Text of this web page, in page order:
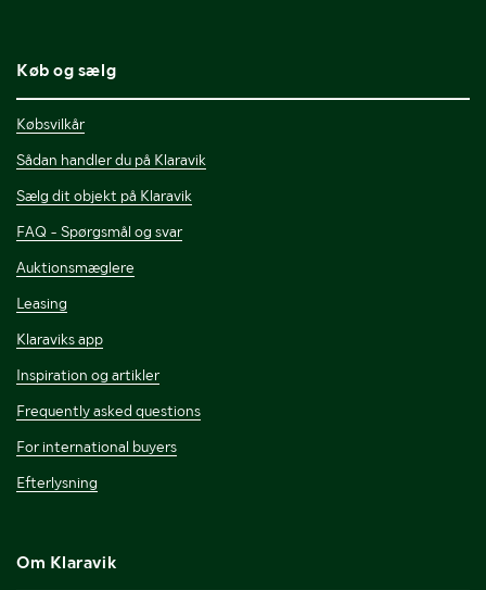
Køb og sælg
Købsvilkår
Sådan handler du på Klaravik
Sælg dit objekt på Klaravik
FAQ - Spørgsmål og svar
Auktionsmæglere
Leasing
Klaraviks app
Inspiration og artikler
Frequently asked questions
For international buyers
Efterlysning
Om Klaravik